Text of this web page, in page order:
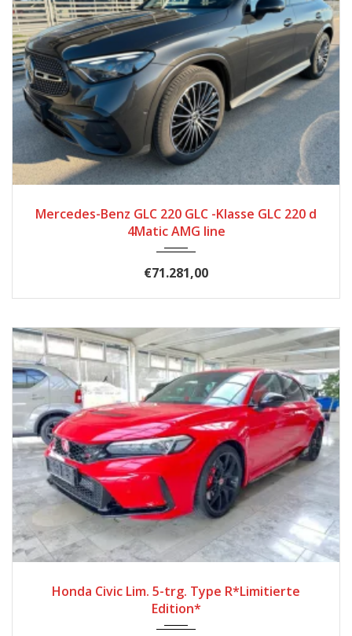
Mercedes-Benz GLC 220 GLC -Klasse GLC 220 d
4Matic AMG line
€71.281,00
Honda Civic Lim. 5-trg. Type R*Limitierte
Edition*